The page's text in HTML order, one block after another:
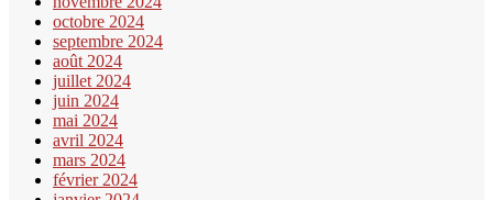
octobre 2024
septembre 2024
août 2024
juillet 2024
juin 2024
mai 2024
avril 2024
mars 2024
février 2024